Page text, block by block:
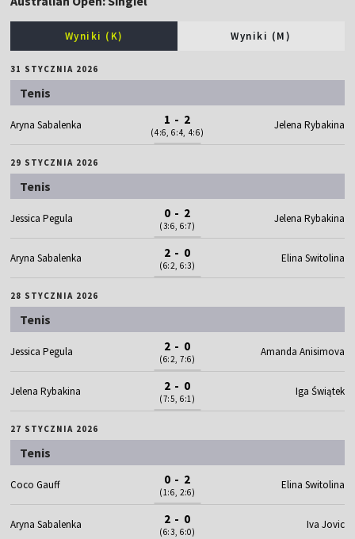
Wyniki (K) Wyniki (M)
31 STYCZNIA 2026
Tenis
Aryna Sabalenka 1 - 2
(4:6, 6:4, 4:6)
Jelena Rybakina
29 STYCZNIA 2026
Tenis
Jessica Pegula 0 - 2
(3:6, 6:7)
Jelena Rybakina
Aryna Sabalenka 2 - 0
(6:2, 6:3)
Elina Switolina
28 STYCZNIA 2026
Tenis
Jessica Pegula 2 - 0
(6:2, 7:6)
Amanda Anisimova
Jelena Rybakina 2 - 0
(7:5, 6:1)
Iga Świątek
27 STYCZNIA 2026
Tenis
Coco Gauff 0 - 2
(1:6, 2:6)
Elina Switolina
Aryna Sabalenka 2 - 0
(6:3, 6:0)
Iva Jovic